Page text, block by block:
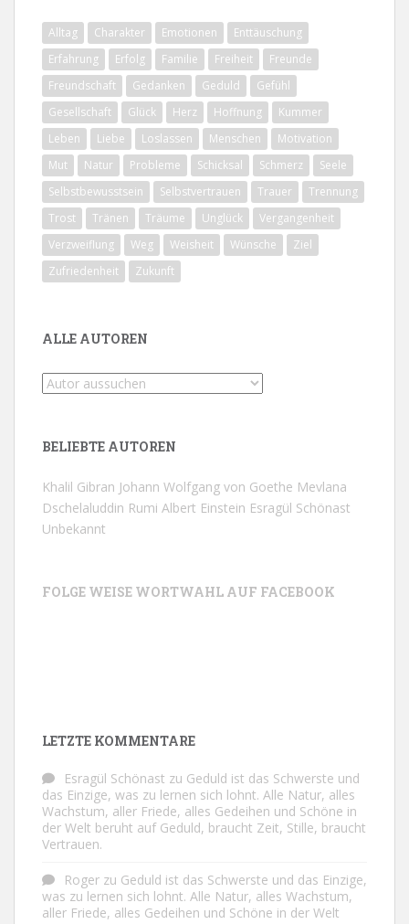
Alltag Charakter Emotionen
Enttäuschung
Erfahrung
Erfolg Familie Freiheit
Freunde
Freundschaft
Gedanken Geduld
Gefühl
Gesellschaft
Glück Herz Hoffnung
Kummer
Leben
Liebe Loslassen Menschen
Motivation
Mut
Natur Probleme Schicksal Schmerz
Seele
Selbstbewusstsein
Selbstvertrauen Trauer
Trennung
Trost
Tränen Träume Unglück
Vergangenheit
Verzweiflung
Weg Weisheit Wünsche
Ziel
Zufriedenheit
Zukunft
ALLE AUTOREN
BELIEBTE AUTOREN
Khalil Gibran Johann Wolfgang von Goethe Mevlana
Dschelaluddin Rumi Albert Einstein Esragül Schönast
Unbekannt
FOLGE WEISE WORTWAHL AUF FACEBOOK
LETZTE KOMMENTARE
Esragül Schönast zu Geduld ist das Schwerste und
das Einzige, was zu lernen sich lohnt. Alle Natur, alles
Wachstum, aller Friede, alles Gedeihen und Schöne in
der Welt beruht auf Geduld, braucht Zeit, Stille, braucht
Vertrauen.
Roger zu Geduld ist das Schwerste und das Einzige,
was zu lernen sich lohnt. Alle Natur, alles Wachstum,
aller Friede, alles Gedeihen und Schöne in der Welt